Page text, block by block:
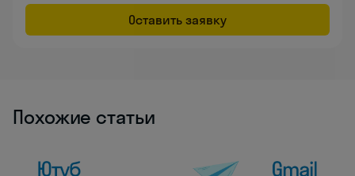
Оставить заявку
Похожие статьи